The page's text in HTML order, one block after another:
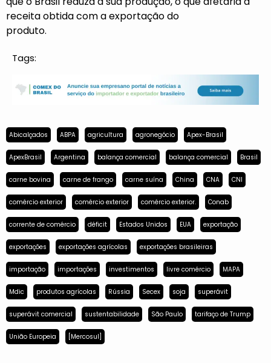
receita obtida com a exportação do
produto.
Tags:
Abicalçados ABPA agricultura agronegócio Apex-Brasil
ApexBrasil Argentina balança comercial balança comercial Brasil
carne bovina carne de frango carne suína China CNA CNI
comércio exterior comércio exterior comércio exterior. Conab
corrente de comércio déficit Estados Unidos EUA exportação
exportações exportações agrícolas exportações brasileiras
importação importações investimentos livre comércio MAPA
Mdic produtos agrícolas Rússia Secex soja superávit
superávit comercial sustentabilidade São Paulo tarifaço de Trump
União Europeia [Mercosul]